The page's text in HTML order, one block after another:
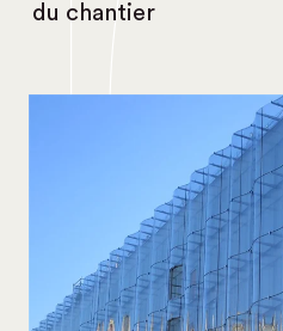
du chantier